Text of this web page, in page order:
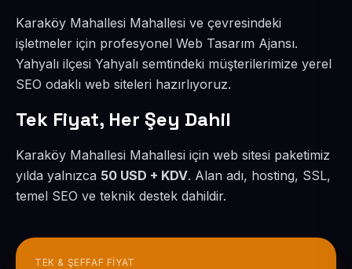
Karaköy Mahallesi Mahallesi ve çevresindeki
işletmeler için profesyonel Web Tasarım Ajansı.
Yahyalı ilçesi Yahyalı semtindeki müşterilerimize yerel
SEO odaklı web siteleri hazırlıyoruz.
Tek Fiyat, Her Şey Dahil
Karaköy Mahallesi Mahallesi için web sitesi paketimiz
yılda yalnızca 50 USD + KDV. Alan adı, hosting, SSL,
temel SEO ve teknik destek dahildir.
TEK & ŞEFFAF FIYAT